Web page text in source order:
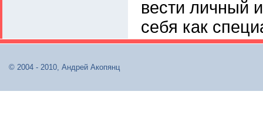
вести личный
себя как
© 2004 - 2010, Андрей Акопянц